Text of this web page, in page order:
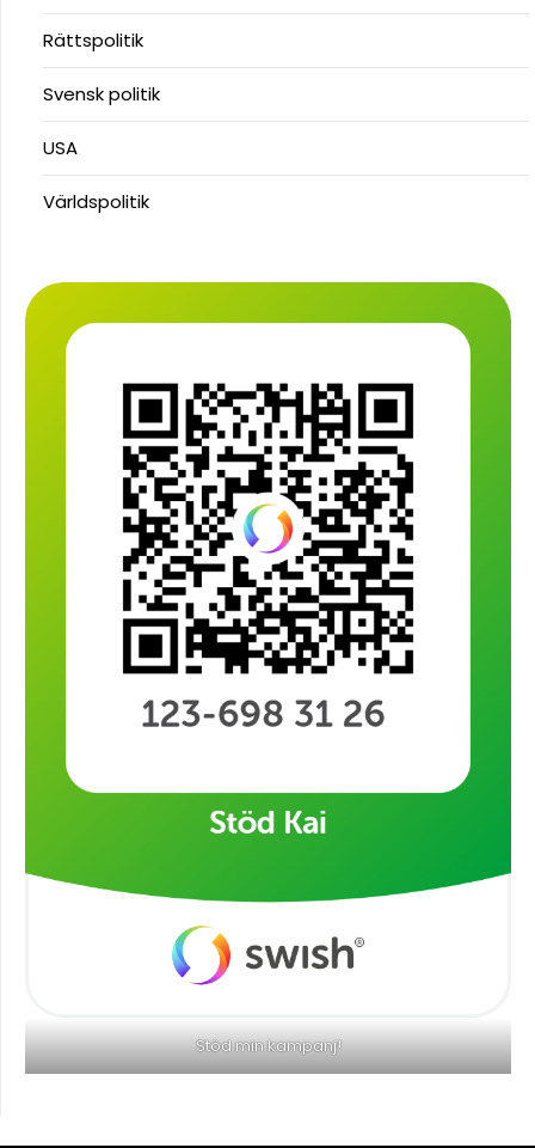
Rättspolitik
Svensk politik
USA
Världspolitik
Stöd min kampanj!